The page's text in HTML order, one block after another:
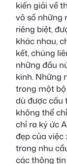
kiến giải về
vô số những
riêng biệt,
khác nhau,
kết, chúng
những đầu
kinh. Những
trong một
dù được cấu
không thể
chỉ ra ký ức
đẹp của
trong nhu
các thông